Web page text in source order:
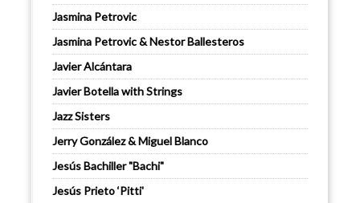
Jasmina Petrovic
Jasmina Petrovic & Nestor Ballesteros
Javier Alcántara
Javier Botella with Strings
Jazz Sisters
Jerry González & Miguel Blanco
Jesús Bachiller "Bachi"
Jesús Prieto ‘Pitti'